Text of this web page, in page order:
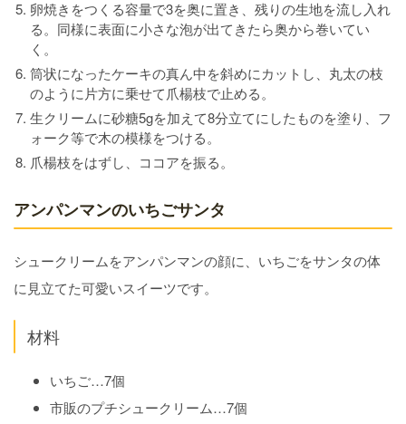
卵焼きをつくる容量で3を奥に置き、残りの生地を流し入れ
る。同様に表面に小さな泡が出てきたら奥から巻いてい
く。
筒状になったケーキの真ん中を斜めにカットし、丸太の枝
のように片方に乗せて爪楊枝で止める。
生クリームに砂糖5gを加えて8分立てにしたものを塗り、フ
ォーク等で木の模様をつける。
爪楊枝をはずし、ココアを振る。
アンパンマンのいちごサンタ
シュークリームをアンパンマンの顔に、いちごをサンタの体
に見立てた可愛いスイーツです。
材料
いちご…7個
市販のプチシュークリーム…7個